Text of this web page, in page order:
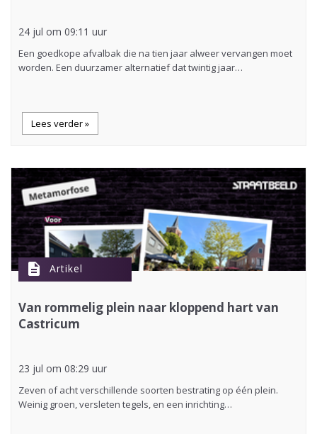
24 jul om 09:11 uur
Een goedkope afvalbak die na tien jaar alweer vervangen moet
worden. Een duurzamer alternatief dat twintig jaar…
Lees verder »
description Artikel
Van rommelig plein naar kloppend hart van
Castricum
23 jul om 08:29 uur
Zeven of acht verschillende soorten bestrating op één plein.
Weinig groen, versleten tegels, en een inrichting…